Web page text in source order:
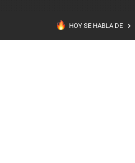
HOY SE HABLA DE